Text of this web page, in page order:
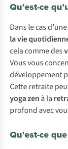
Qu’est-ce
Dans le cas d’une
la vie
cela comme des
Vous vous
développement
Cette retraite
yoga zen à la
profond avec
Qu’est-ce